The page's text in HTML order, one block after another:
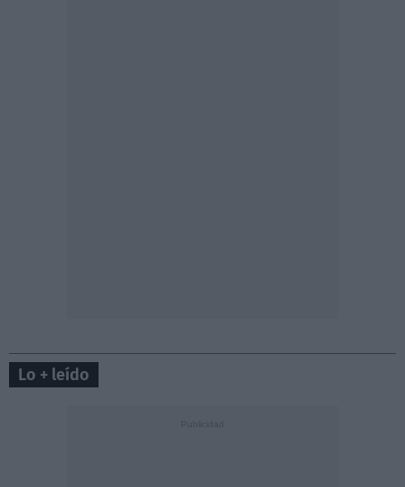
Lo + leído